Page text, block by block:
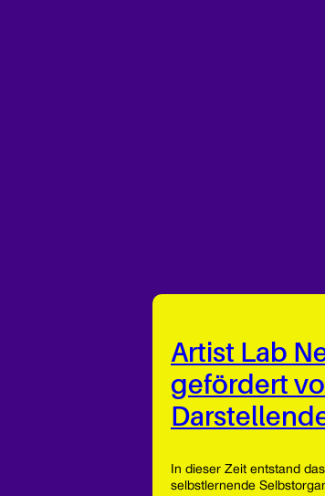
Artist Lab
gefördert
In dieser Zeit entstand
selbstlernende